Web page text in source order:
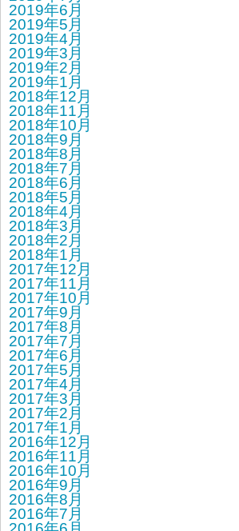
2019年6月
2019年5月
2019年4月
2019年3月
2019年2月
2019年1月
2018年12月
2018年11月
2018年10月
2018年9月
2018年8月
2018年7月
2018年6月
2018年5月
2018年4月
2018年3月
2018年2月
2018年1月
2017年12月
2017年11月
2017年10月
2017年9月
2017年8月
2017年7月
2017年6月
2017年5月
2017年4月
2017年3月
2017年2月
2017年1月
2016年12月
2016年11月
2016年10月
2016年9月
2016年8月
2016年7月